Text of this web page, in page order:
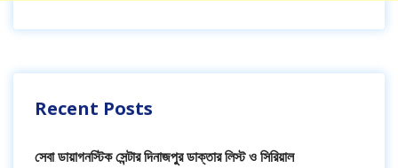
Recent Posts
সেবা ডায়াগনস্টিক সেন্টার দিনাজপুর ডাক্তার লিস্ট ও সিরিয়াল